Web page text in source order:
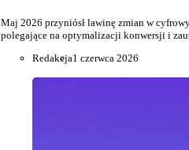
Maj 2026 przyniósł lawinę zmian w
polegające na optymalizacji konwersji i
Redakcja1 czerwca 2026